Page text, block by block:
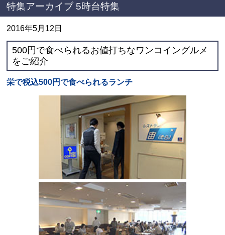
特集アーカイブ 5時台特集
2016年5月12日
500円で食べられるお値打ちなワンコイングルメ
をご紹介
栄で税込500円で食べられるランチ